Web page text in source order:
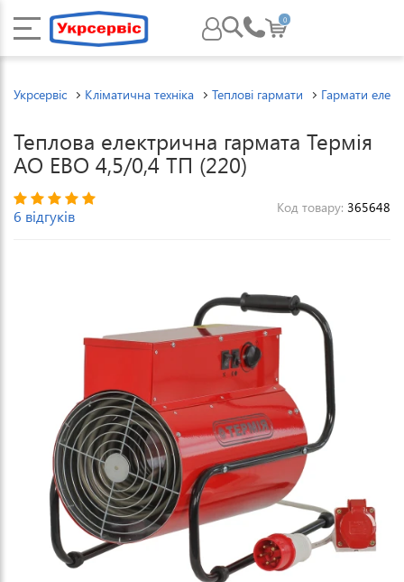
0
Укрсервіс Кліматична техніка Теплові гармати Гармати
Теплова електрична гармата Термія
АО ЕВО 4,5/0,4 ТП (220)
6 відгуків Код товару: 365648